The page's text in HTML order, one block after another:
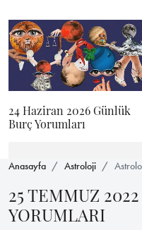
24 Haziran 2026 Günlük
Burç Yorumları
Anasayfa Astroloji
25 TEMMUZ
YORUMLARI